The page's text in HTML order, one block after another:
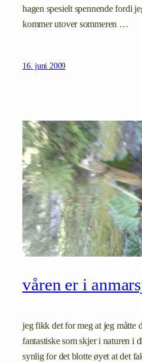
hagen spesielt spennende fordi
kommer utover sommeren …
16. juni 2009
våren er i
jeg fikk det for meg at jeg måtte
fantastiske som skjer i naturen i
synlig for det blotte øyet at det